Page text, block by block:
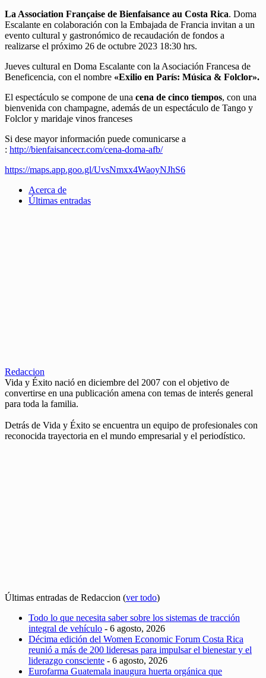
La Association Française de Bienfaisance au Costa Rica. Doma
Escalante en colaboración con la Embajada de Francia invitan a un
evento cultural y gastronómico de recaudación de fondos a
realizarse el próximo 26 de octubre 2023 18:30 hrs.
Jueves cultural en Doma Escalante con la Asociación Francesa de
Beneficencia, con el nombre «Exilio en París: Música & Folclor».
El espectáculo se compone de una cena de cinco tiempos, con una
bienvenida con champagne, además de un espectáculo de Tango y
Folclor y maridaje vinos franceses
Si dese mayor información puede comunicarse a
: http://bienfaisancecr.com/cena-doma-afb/
https://maps.app.goo.gl/UvsNmxx4WaoyNJhS6
Acerca de
Últimas entradas
Redaccion
Vida y Éxito nació en diciembre del 2007 con el objetivo de
convertirse en una publicación amena con temas de interés general
para toda la familia.
Detrás de Vida y Éxito se encuentra un equipo de profesionales con
reconocida trayectoria en el mundo empresarial y el periodístico.
Últimas entradas de Redaccion (ver todo)
Todo lo que necesita saber sobre los sistemas de tracción
integral de vehículo - 6 agosto, 2026
Décima edición del Women Economic Forum Costa Rica
reunió a más de 200 lideresas para impulsar el bienestar y el
liderazgo consciente - 6 agosto, 2026
Eurofarma Guatemala inaugura huerta orgánica que